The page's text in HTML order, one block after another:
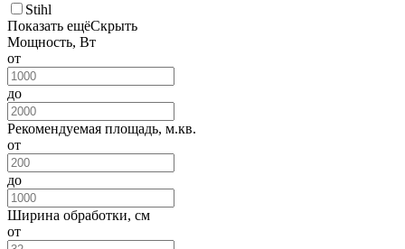
Stihl
Показать ещёСкрыть
Мощность, Вт
от
до
Рекомендуемая площадь, м.кв.
от
до
Ширина обработки, см
от